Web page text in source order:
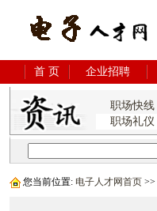
首 页 企业招聘
职场快线|
职场礼仪
您当前位置: 电子人才网首页 >>